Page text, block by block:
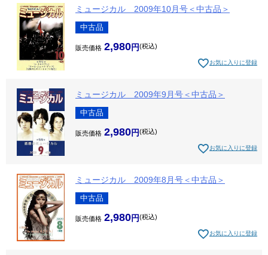
ミュージカル 2009年10月号＜中古品＞
中古品
販売価格 2,980 税込
お気に入りに登録
ミュージカル 2009年9月号＜中古品＞
中古品
販売価格 2,980 税込
お気に入りに登録
ミュージカル 2009年8月号＜中古品＞
中古品
販売価格 2,980 税込
お気に入りに登録